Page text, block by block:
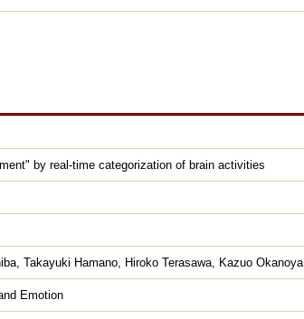
by real-time categorization of brain activities
Takayuki Hamano, Hiroko Terasawa, Kazuo Okanoya
Emotion